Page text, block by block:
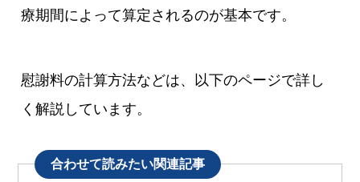
療期間によって算定されるのが基本です。
慰謝料の計算方法などは、以下のページで詳し
く解説しています。
合わせて読みたい関連記事